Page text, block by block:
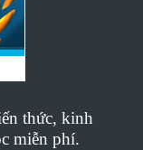
thức, kinh
miễn phí.